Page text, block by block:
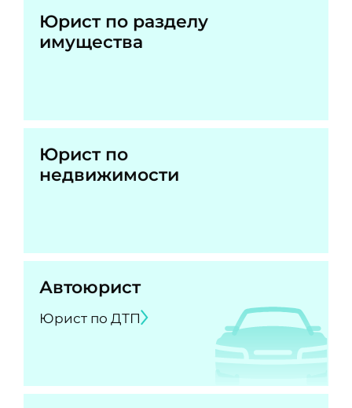
Юрист по разделу
имущества
Юрист по
недвижимости
Автоюрист
Юрист по ДТП